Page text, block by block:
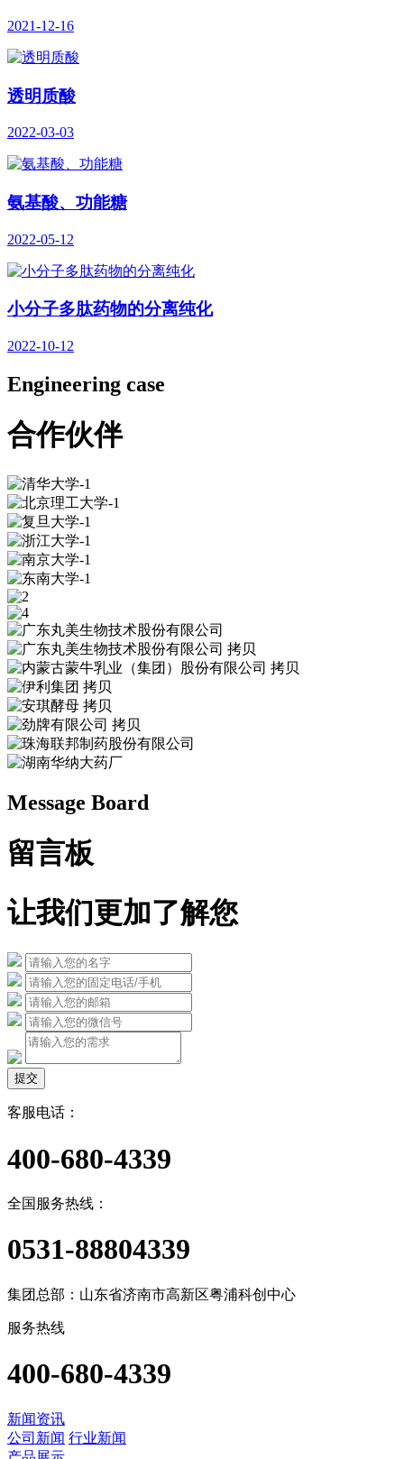
2021-12-16
透明质酸
2022-03-03
氨基酸、功能糖
2022-05-12
小分子多肽药物的分离纯化
2022-10-12
Engineering case
合作伙伴
Message Board
留言板
让我们更加了解您
提交
客服电话：
400-680-4339
全国服务热线：
0531-88804339
集团总部：山东省济南市高新区粤浦科创中心
服务热线
400-680-4339
新闻资讯
公司新闻 行业新闻